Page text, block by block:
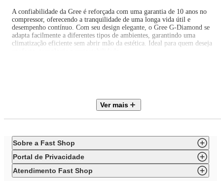
A confiabilidade da Gree é reforçada com uma garantia de 10 anos no
compressor, oferecendo a tranquilidade de uma longa vida útil e
desempenho contínuo. Com seu design elegante, o Gree G-Diamond se
adapta facilmente a diferentes tipos de ambientes, garantindo uma
climatização eficiente sem abrir mão da estética. Ideal para quem deseja
Referência do Fornecedor: CB497N24800
Fase: Monofásico
Potência Nominal: 2150 W
Ruído Unidade Externa: 55 dBA
Ruído Unidade Interna: 29 dBA
Cor Externa: Branco
Cor Interna: Preto Pérola
Ver mais
Sobre a Fast Shop
Portal de Privacidade
Atendimento Fast Shop